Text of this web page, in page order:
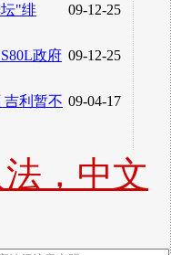
09-12-25
"绯
09-12-25
政府
09-04-17
吉利暂不
，中文